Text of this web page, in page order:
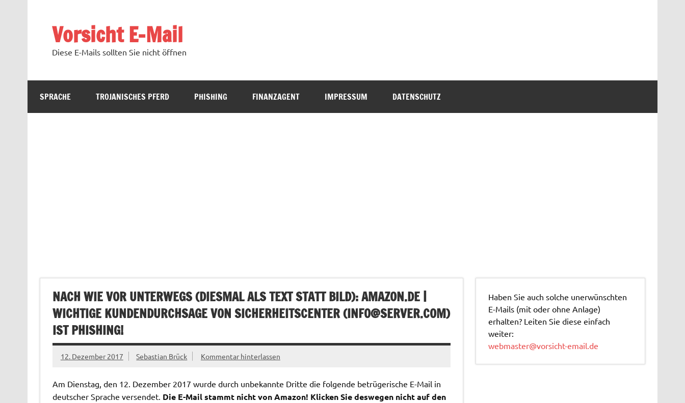
Vorsicht E-Mail
Diese E-Mails sollten Sie nicht öffnen
SPRACHE TROJANISCHES PFERD PHISHING FINANZAGENT IMPRESSUM DATENSCHUTZ
NACH WIE VOR UNTERWEGS (DIESMAL ALS TEXT STATT BILD): AMAZON.DE |
WICHTIGE KUNDENDURCHSAGE VON SICHERHEITSCENTER (INFO@SERVER.COM)
IST PHISHING!
12. Dezember 2017 Sebastian Brück Kommentar hinterlassen
Am Dienstag, den 12. Dezember 2017 wurde durch unbekannte Dritte die folgende betrügerische E-Mail in
deutscher Sprache versendet. Die E-Mail stammt nicht von Amazon! Klicken Sie deswegen nicht auf den
Haben Sie auch solche unerwünschten
E-Mails (mit oder ohne Anlage)
erhalten? Leiten Sie diese einfach
weiter:
webmaster@vorsicht-email.de